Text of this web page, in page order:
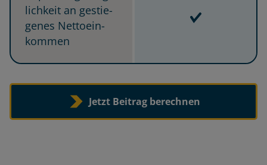
lich­keit an ge­stie­
ge­nes Net­to­ein­
kom­men
Inbegriffen
Jetzt Beitrag berechnen